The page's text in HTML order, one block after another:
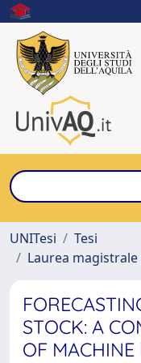
UNITesi
Tesi
Laurea
STOCK: A
OF